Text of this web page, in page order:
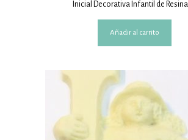
Inicial Decorativa Infantil de Resina
Añadir al carrito